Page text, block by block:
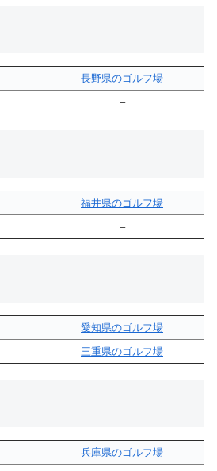
長野県のゴルフ場
–
福井県のゴルフ場
–
愛知県のゴルフ場
三重県のゴルフ場
兵庫県のゴルフ場